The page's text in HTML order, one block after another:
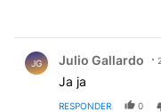
JG Julio Gallardo
Ja ja
RESPONDER 0